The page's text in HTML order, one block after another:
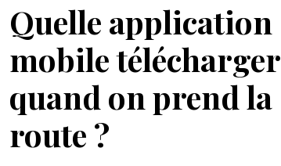
Quelle application
mobile télécharger
quand on prend la
route ?